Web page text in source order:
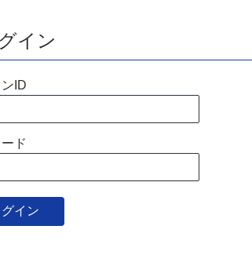
イン
ID
ド